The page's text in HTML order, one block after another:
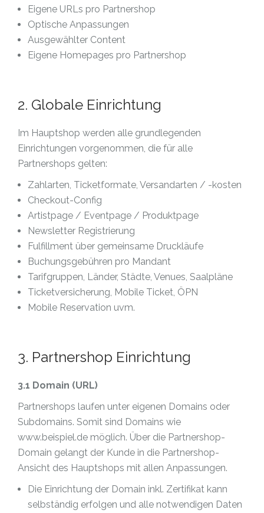
Eigene URLs pro Partnershop
Optische Anpassungen
Ausgewählter Content
Eigene Homepages pro Partnershop
2. Globale Einrichtung
Im Hauptshop werden alle grundlegenden
Einrichtungen vorgenommen, die für alle
Partnershops gelten:
Zahlarten, Ticketformate, Versandarten / -kosten
Checkout-Config
Artistpage / Eventpage / Produktpage
Newsletter Registrierung
Fulfillment über gemeinsame Druckläufe
Buchungsgebühren pro Mandant
Tarifgruppen, Länder, Städte, Venues, Saalpläne
Ticketversicherung, Mobile Ticket, ÖPN
Mobile Reservation uvm.
3. Partnershop Einrichtung
3.1 Domain (URL)
Partnershops laufen unter eigenen Domains oder
Subdomains. Somit sind Domains wie
www.beispiel.de möglich. Über die Partnershop-
Domain gelangt der Kunde in die Partnershop-
Ansicht des Hauptshops mit allen Anpassungen.
Die Einrichtung der Domain inkl. Zertifikat kann
selbständig erfolgen und alle notwendigen Daten